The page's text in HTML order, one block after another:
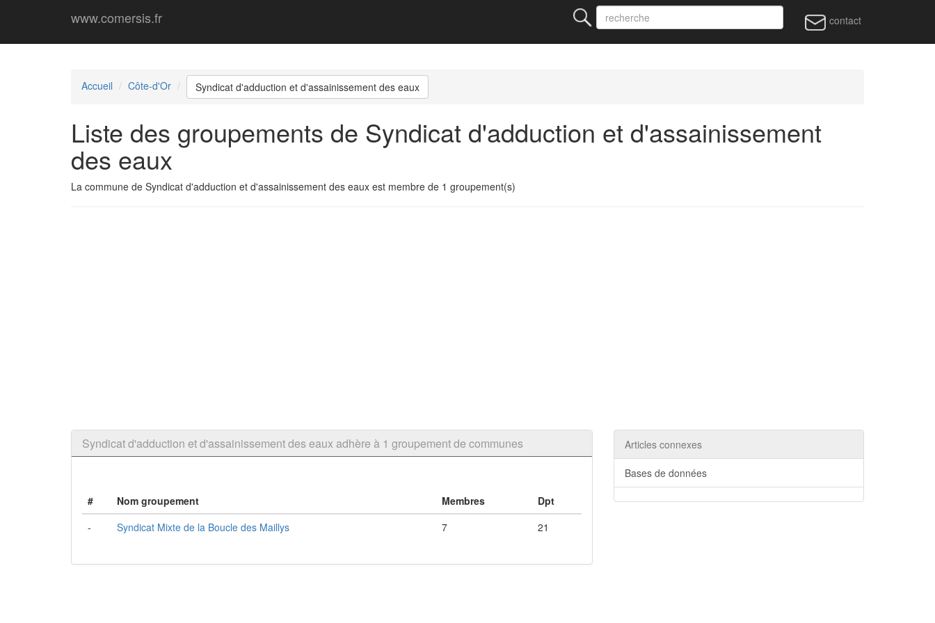
www.comersis.fr contact
Accueil Côte-d'Or Syndicat d'adduction et d'assainissement des eaux
Liste des groupements de Syndicat d'adduction et d'assainissement
des eaux
La commune de Syndicat d'adduction et d'assainissement des eaux est membre de 1 groupement(s)
Syndicat d'adduction et d'assainissement des eaux adhère à 1 groupement de communes
# Nom groupement Membres
Dpt
-
Syndicat Mixte de la Boucle des Maillys 7 21
Articles connexes
Bases de données